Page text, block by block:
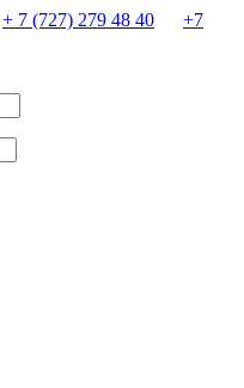
+ 7 (727) 279 48 40
+7